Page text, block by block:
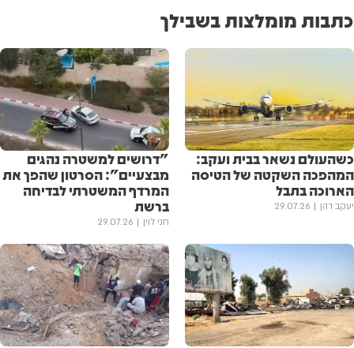
כתבות מומלצות בשבילך
כשהעולם נשאר בבית ועקב:
המהפכה השקטה של הטיסה
הארוכה בתבל
יעקב דהן 29.07.26
"דרושים למשטרה נהגים
מבצעיים": הסרטון שהפך את
המרדף המשטרתי לבדיחה
ברשת
חני לוין 29.07.26